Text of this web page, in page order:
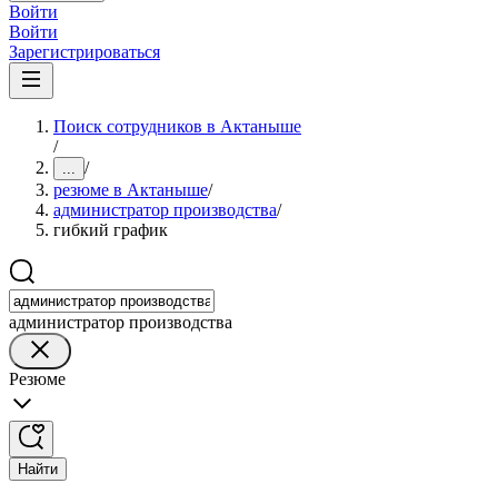
Войти
Войти
Зарегистрироваться
Поиск сотрудников в Актаныше
/
... /
резюме в Актаныше/
администратор производства/
гибкий график
администратор производства
Резюме
Найти